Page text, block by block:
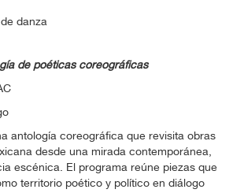
danza
de poéticas coreográficas
antología coreográfica que revisita obras
desde una mirada contemporánea,
escénica. El programa reúne piezas que
territorio poético y político en diálogo